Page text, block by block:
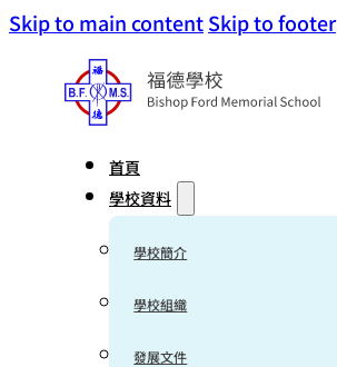
Skip to main contentSkip to footer
首頁
學校資料
學校簡介
學校組織
發展文件